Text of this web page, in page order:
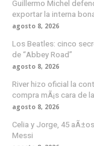
Guillermo Michel
exportar la interna
agosto 8, 2026
Los Beatles: cinco
de “Abbey Road”
agosto 8, 2026
River hizo oficial la
compra mÃ¡s cara de
agosto 8, 2026
Celia y Jorge, 45
Messi